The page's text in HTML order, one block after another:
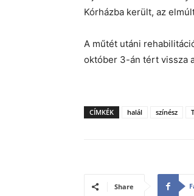
Kórházba került, az
A műtét utáni
október 3-án tért vissza
CÍMKÉK halál színész
Share